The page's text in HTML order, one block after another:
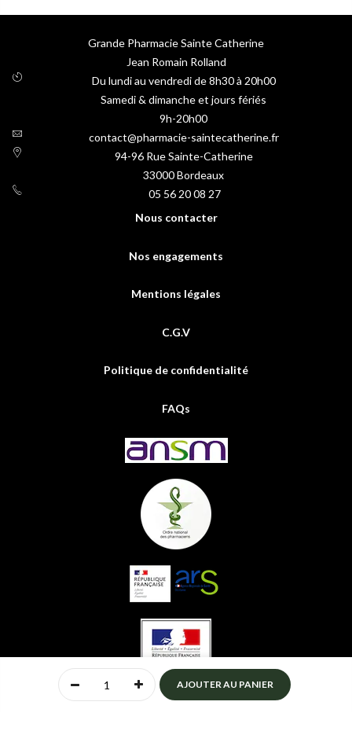
Grande Pharmacie Sainte Catherine
Jean Romain Rolland
Du lundi au vendredi de 8h30 à 20h00
Samedi & dimanche et jours fériés
9h-20h00
contact@pharmacie-saintecatherine.fr
94-96 Rue Sainte-Catherine
33000Bordeaux
05 56 20 08 27
Nous contacter
Nos engagements
Mentions légales
C.G.V
Politique de confidentialité
FAQs
Compte Mon panier
AJOUTER AU PANIER